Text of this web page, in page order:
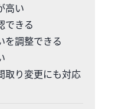
高い
できる
調整できる
り変更にも対応